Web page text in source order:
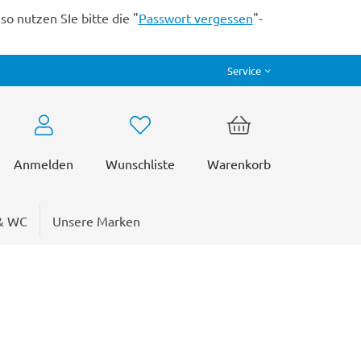
nutzen SIe bitte die "Passwort vergessen"-
Service
Anmelden Wunschliste Warenkorb
WC Unsere Marken